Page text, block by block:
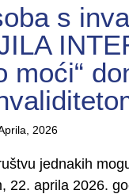
s
moći“
2026
jednakih
22. aprila 2026.